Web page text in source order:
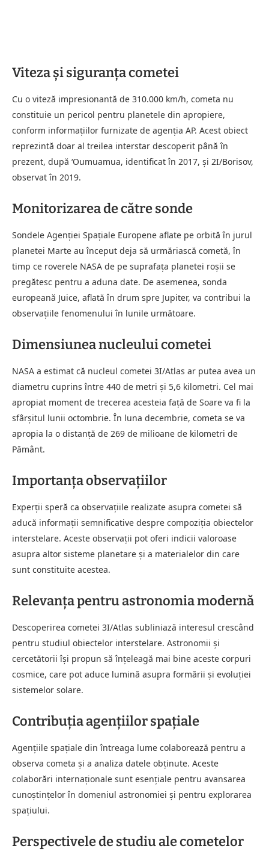
Viteza și siguranța cometei
Cu o viteză impresionantă de 310.000 km/h, cometa nu
constituie un pericol pentru planetele din apropiere,
conform informațiilor furnizate de agenția AP. Acest obiect
reprezintă doar al treilea interstar descoperit până în
prezent, după ʻOumuamua, identificat în 2017, și 2I/Borisov,
observat în 2019.
Monitorizarea de către sonde
Sondele Agenției Spațiale Europene aflate pe orbită în jurul
planetei Marte au început deja să urmăriască cometă, în
timp ce roverele NASA de pe suprafața planetei roșii se
pregătesc pentru a aduna date. De asemenea, sonda
europeană Juice, aflată în drum spre Jupiter, va contribui la
observațiile fenomenului în lunile următoare.
Dimensiunea nucleului cometei
NASA a estimat că nucleul cometei 3I/Atlas ar putea avea un
diametru cuprins între 440 de metri și 5,6 kilometri. Cel mai
apropiat moment de trecerea acesteia față de Soare va fi la
sfârșitul lunii octombrie. În luna decembrie, cometa se va
apropia la o distanță de 269 de milioane de kilometri de
Pământ.
Importanța observațiilor
Experții speră ca observațiile realizate asupra cometei să
aducă informații semnificative despre compoziția obiectelor
interstelare. Aceste observații pot oferi indicii valoroase
asupra altor sisteme planetare și a materialelor din care
sunt constituite acestea.
Relevanța pentru astronomia modernă
Descoperirea cometei 3I/Atlas subliniază interesul crescând
pentru studiul obiectelor interstelare. Astronomii și
cercetătorii își propun să înțeleagă mai bine aceste corpuri
cosmice, care pot aduce lumină asupra formării și evoluției
sistemelor solare.
Contribuția agențiilor spațiale
Agențiile spațiale din întreaga lume colaborează pentru a
observa cometa și a analiza datele obținute. Aceste
colaborări internaționale sunt esențiale pentru avansarea
cunoștințelor în domeniul astronomiei și pentru explorarea
spațiului.
Perspectivele de studiu ale cometelor